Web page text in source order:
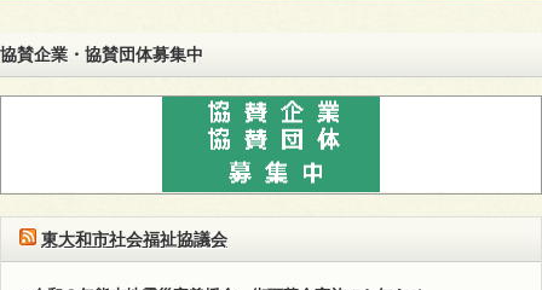
協賛企業・協賛団体募集中
東大和市社会福祉協議会